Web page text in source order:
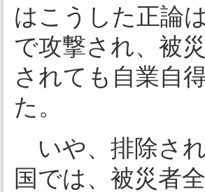
はこうした正論
で攻撃され、被
されても自業自
た。
いや、排除さ
国では、被災者